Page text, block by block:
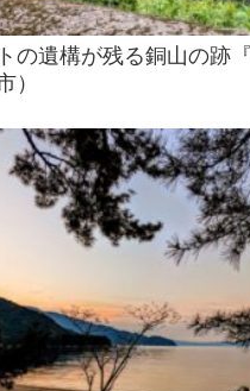
の遺構が残る銅山の跡
）